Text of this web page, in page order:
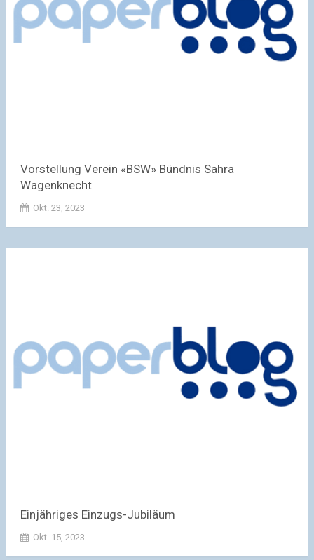
Vorstellung Verein «BSW» Bündnis Sahra
Wagenknecht
Okt. 23, 2023
Einjähriges Einzugs-Jubiläum
Okt. 15, 2023